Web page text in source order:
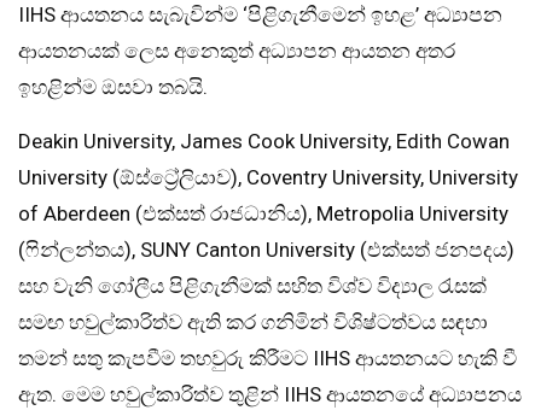
IIHS ආයතනය සැබැවින්ම ‘පිළිගැනීමෙන් ඉහළ’ අධ්‍යාපන
ආයතනයක් ලෙස අනෙකුත් අධ්‍යාපන ආයතන අතර
ඉහළින්ම ඔසවා තබයි.
Deakin University, James Cook University, Edith Cowan
University (ඕස්ට්‍රේලියාව), Coventry University, University
of Aberdeen (එක්සත් රාජධානිය), Metropolia University
(ෆින්ලන්තය), SUNY Canton University (එක්සත් ජනපදය)
සහ වැනි ගෝලීය පිළිගැනීමක් සහිත විශ්ව විද්‍යාල රැසක්
සමඟ හවුල්කාරිත්ව ඇති කර ගනිමින් විශිෂ්ටත්වය සඳහා
තමන් සතු කැපවීම තහවුරු කිරීමට IIHS ආයතනයට හැකි වී
ඇත. මෙම හවුල්කාරිත්ව තුළින් IIHS ආයතනයේ අධ්‍යාපනය